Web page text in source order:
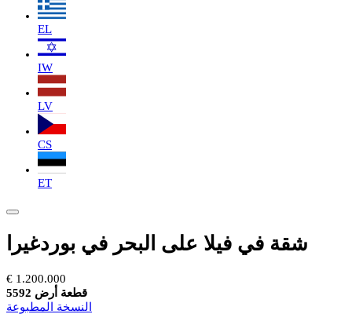
EL
IW
LV
CS
ET
شقة في فيلا على البحر في بوردغيرا
€ 1.200.000
قطعة أرض 5592
النسخة المطبوعة